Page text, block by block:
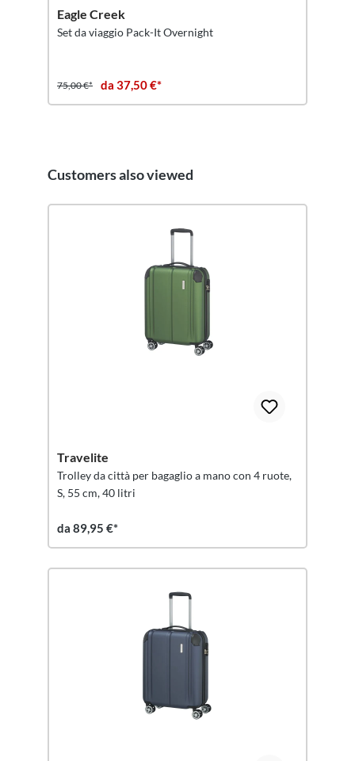
Eagle Creek
Set da viaggio Pack-It Overnight
75,00 €* da 37,50 €*
Salta la galleria dei prodotti
Customers also viewed
Travelite
Trolley da città per bagaglio a mano con 4 ruote,
S, 55 cm, 40 litri
da 89,95 €*